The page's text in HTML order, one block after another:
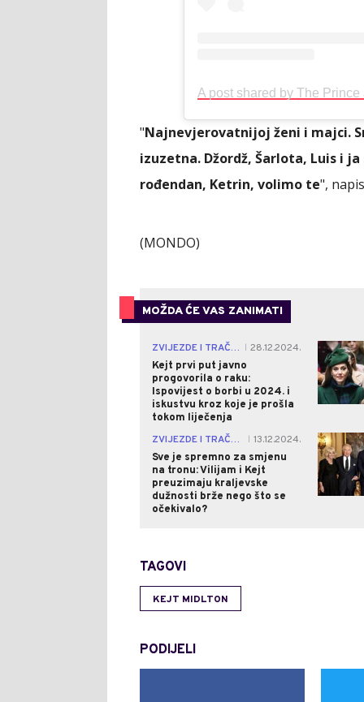
"Najnevjerovatnijoj ženi i majci.
izuzetna. Džordž, Šarlota, Luis i
rođendan, Ketrin, volimo te",
(MONDO)
MOŽDA ĆE VAS ZANIMATI
ZVIJEZDE I TRAČEVI
28.12.2024.
Kejt prvi put javno
progovorila o raku:
Ispovijest o borbi u 2024. i
iskustvu kroz koje je prošla
tokom liječenja
ZVIJEZDE I TRAČEVI
13.12.2024.
Sve je spremno za smjenu
na tronu: Vilijam i Kejt
preuzimaju kraljevske
dužnosti brže nego što se
očekivalo?
TAGOVI
KEJT MIDLTON
PODIJELI